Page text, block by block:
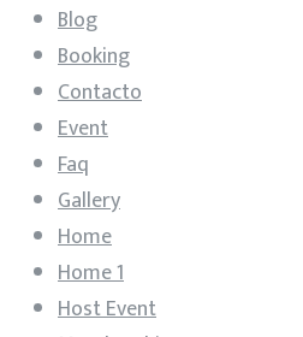
Blog
Booking
Contacto
Event
Faq
Gallery
Home
Home 1
Host Event